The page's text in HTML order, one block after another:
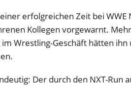
erfolgreichen Zeit bei WWE
Kollegen vorgewarnt.
im Wrestling-Geschäft hätten
Der durch den NXT-Run